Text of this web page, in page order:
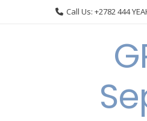
Call Us: +2782 444